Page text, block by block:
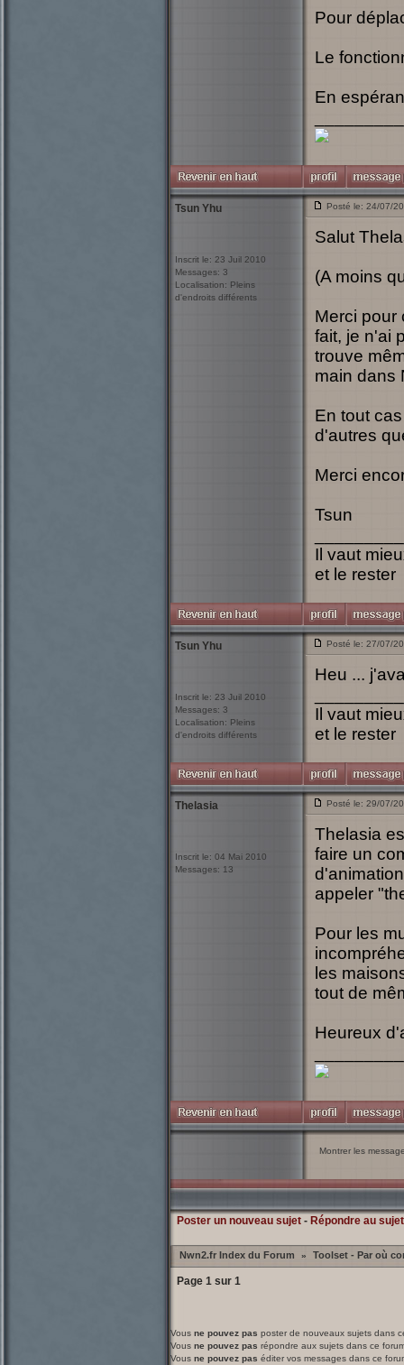
Pour
Le
En
Tsun Yhu
Inscrit le: 23 Juil 2010
Messages: 3
Localisation: Pleins
d'endroits différents
Posté le: 24/07/
Salut
(A moins
Merci pour
fait, je n'ai
trouve
main dans
En tout
d'autres
Merci
Tsun
Il vaut
et le rester
Tsun Yhu
Inscrit le: 23 Juil 2010
Messages: 3
Localisation: Pleins
d'endroits différents
Posté le: 27/07/
Heu ...
Il vaut
et le rester
Thelasia
Inscrit le: 04 Mai 2010
Messages: 13
Posté le: 29/07/
Thelasia
faire un
appeler
Pour les
les
tout de
Heureux
Montrer les
Poster un nouveau sujet- Répondre au sujet
Nwn2.fr Index du Forum » Toolset - Par où
Page 1sur 1
Vous ne pouvez pas poster de nouveaux sujets dans
Vous ne pouvez pas répondre aux sujets dans ce
Vous ne pouvez pas éditer vos messages dans ce